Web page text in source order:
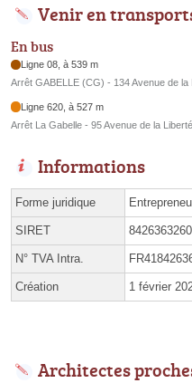
Venir en
En bus
Ligne 08, à 539 m
Arrêt GABELLE (CG) - 134 Avenue de la
Ligne 620, à 527 m
Arrêt La Gabelle - 95 Avenue de la Liberté
Informations
Forme juridique
SIRET
N° TVA Intra.
Création 1 février
Architectes